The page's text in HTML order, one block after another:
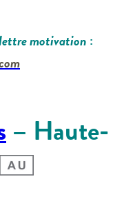
motivation:
– Haute-